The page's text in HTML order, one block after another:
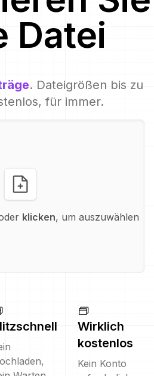
Datei
. Dateigrößen bis zu
für immer.
klicken, um auszuwählen
Wirklich
kostenlos
Kein Konto